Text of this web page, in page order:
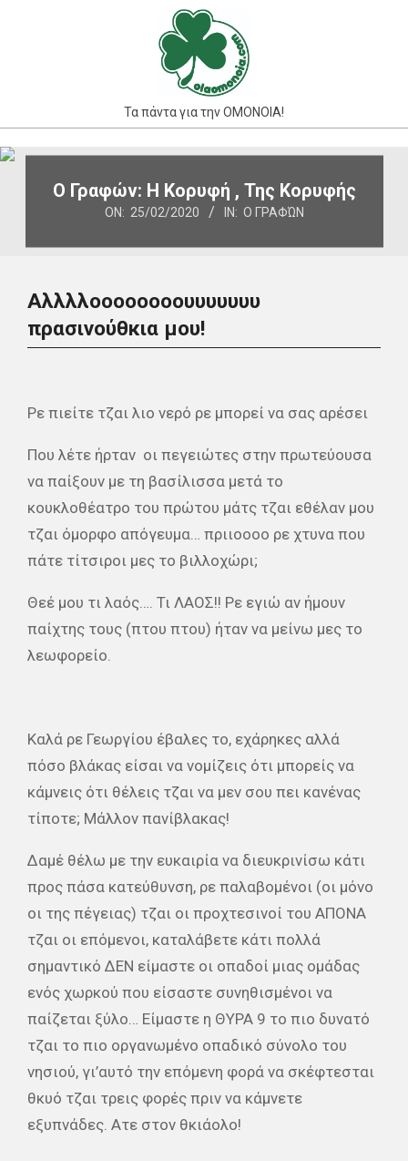
Τα πάντα για την ΟΜΟΝΟΙΑ!
Primary
NavigationΟ Γραφών: Η Κορυφή , Της Κορυφής
ON: 25/02/2020 IN: Ο ΓΡΑΦΏΝ
Αλλλλοοοοοοοουυυυυυυ
πρασινούθκια μου!
Ρε πιείτε τζαι λιο νερό ρε μπορεί να σας αρέσει
Που λέτε ήρταν οι πεγειώτες στην πρωτεύουσα
να παίξουν με τη βασίλισσα μετά το
κουκλοθέατρο του πρώτου μάτς τζαι εθέλαν μου
τζαι όμορφο απόγευμα… πριιοοοο ρε χτυνα που
πάτε τίτσιροι μες το βιλλοχώρι;
Θεέ μου τι λαός…. Τι ΛΑΟΣ!! Ρε εγιώ αν ήμουν
παίχτης τους (πτου πτου) ήταν να μείνω μες το
λεωφορείο.
Καλά ρε Γεωργίου έβαλες το, εχάρηκες αλλά
πόσο βλάκας είσαι να νομίζεις ότι μπορείς να
κάμνεις ότι θέλεις τζαι να μεν σου πει κανένας
τίποτε; Μάλλον πανίβλακας!
Δαμέ θέλω με την ευκαιρία να διευκρινίσω κάτι
προς πάσα κατεύθυνση, ρε παλαβομένοι (οι μόνο
οι της πέγειας) τζαι οι προχτεσινοί του ΑΠΟΝΑ
τζαι οι επόμενοι, καταλάβετε κάτι πολλά
σημαντικό ΔΕΝ είμαστε οι οπαδοί μιας ομάδας
ενός χωρκού που είσαστε συνηθισμένοι να
παίζεται ξύλο… Είμαστε η ΘΥΡΑ 9 το πιο δυνατό
τζαι το πιο οργανωμένο οπαδικό σύνολο του
νησιού, γι’αυτό την επόμενη φορά να σκέφτεσται
θκυό τζαι τρεις φορές πριν να κάμνετε
εξυπνάδες. Ατε στον θκιάολο!